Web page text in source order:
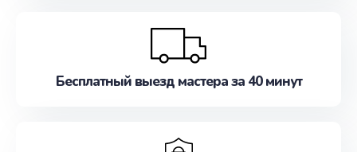
Бесплатный выезд мастера за 40 минут